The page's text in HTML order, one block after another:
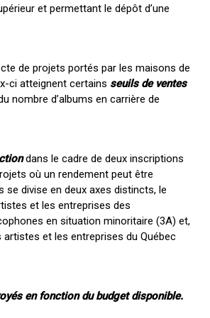
et permettant le dépôt d’une
de projets portés par les maisons de
ci atteignent certains seuils de ventes
nombre d’albums en carrière de
dans le cadre de deux inscriptions
où un rendement peut être
se divise en deux axes distincts, le
et les entreprises des
en situation minoritaire (3A) et,
et les entreprises du Québec
en fonction du budget disponible.